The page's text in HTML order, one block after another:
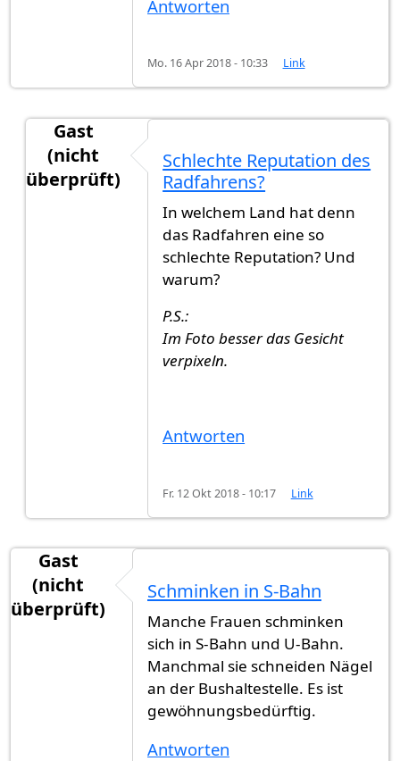
Antworten
Mo. 16 Apr 2018 - 10:33 Link
Gast
(nicht
überprüft)
RadfahrerInnen, die ordentlich
Schlechte Reputation des
Radfahrens?
In welchem Land hat denn
das Radfahren eine so
schlechte Reputation? Und
warum?
P.S.:
Im Foto besser das Gesicht
verpixeln.
Antworten
Fr. 12 Okt 2018 - 10:17 Link
Gast
(nicht
überprüft)
Schminken in S-Bahn
Manche Frauen schminken
sich in S-Bahn und U-Bahn.
Manchmal sie schneiden Nägel
an der Bushaltestelle. Es ist
gewöhnungsbedürftig.
Antworten